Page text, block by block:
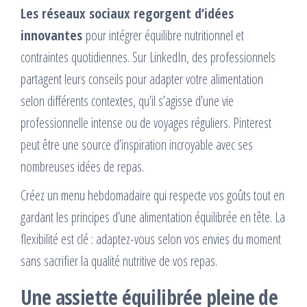
Les réseaux sociaux regorgent d’idées
innovantes pour intégrer équilibre nutritionnel et
contraintes quotidiennes. Sur LinkedIn, des professionnels
partagent leurs conseils pour adapter votre alimentation
selon différents contextes, qu’il s’agisse d’une vie
professionnelle intense ou de voyages réguliers. Pinterest
peut être une source d’inspiration incroyable avec ses
nombreuses idées de repas.
Créez un menu hebdomadaire qui respecte vos goûts tout en
gardant les principes d’une alimentation équilibrée en tête. La
flexibilité est clé : adaptez-vous selon vos envies du moment
sans sacrifier la qualité nutritive de vos repas.
Une assiette équilibrée pleine de